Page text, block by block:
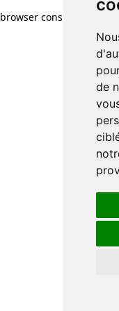
de
browser console for